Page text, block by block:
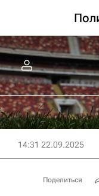
14:31 22.09.2025
Поделиться